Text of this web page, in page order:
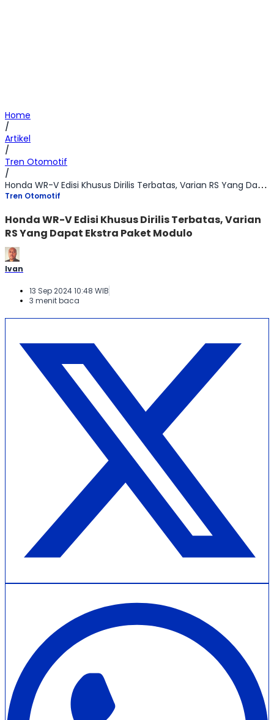
Home
/
Artikel
/
Tren Otomotif
/
Honda WR-V Edisi Khusus Dirilis Terbatas, Varian RS Yang Dapat Ekstra Paket Modulo
Tren Otomotif
Honda WR-V Edisi Khusus Dirilis Terbatas, Varian
RS Yang Dapat Ekstra Paket Modulo
Ivan
13 Sep 2024 10:48 WIB
3 menit baca